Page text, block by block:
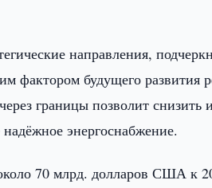
направления,
фактором будущего развития
границы позволит снизить
энергоснабжение.
70 млрд. долларов США к